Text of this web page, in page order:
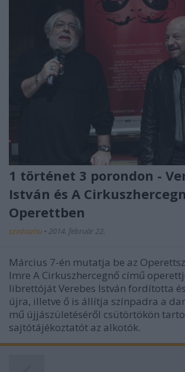
1 történet 3 porondon -
István és A
Operettben
szinhazhu • 2014. február 22.
Március 7-én mutatja be az
Imre A Cirkuszhercegnő című
librettóját Verebes István fordította
újra, illetve ő is állítja színpadra a
mű újjászületéséről csütörtökön
sajtótájékoztatót az alkotók.